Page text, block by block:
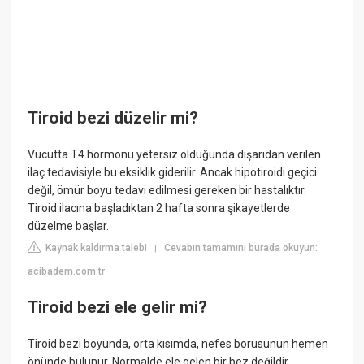
Tiroid bezi düzelir mi?
Vücutta T4 hormonu yetersiz olduğunda dışarıdan verilen
ilaç tedavisiyle bu eksiklik giderilir. Ancak hipotiroidi geçici
değil, ömür boyu tedavi edilmesi gereken bir hastalıktır.
Tiroid ilacına başladıktan 2 hafta sonra şikayetlerde
düzelme başlar.
Kaynak kaldırma talebi |Cevabın tamamını burada okuyun:
acibadem.com.tr
Tiroid bezi ele gelir mi?
Tiroid bezi boyunda, orta kısımda, nefes borusunun hemen